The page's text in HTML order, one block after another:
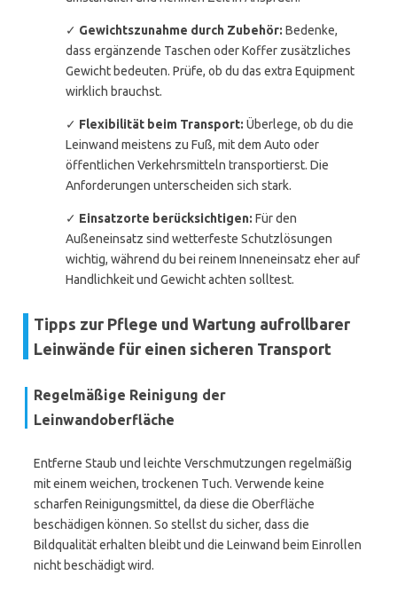
✓ Gewichtszunahme durch Zubehör: Bedenke,
dass ergänzende Taschen oder Koffer zusätzliches
Gewicht bedeuten. Prüfe, ob du das extra Equipment
wirklich brauchst.
✓ Flexibilität beim Transport: Überlege, ob du die
Leinwand meistens zu Fuß, mit dem Auto oder
öffentlichen Verkehrsmitteln transportierst. Die
Anforderungen unterscheiden sich stark.
✓ Einsatzorte berücksichtigen: Für den
Außeneinsatz sind wetterfeste Schutzlösungen
wichtig, während du bei reinem Inneneinsatz eher auf
Handlichkeit und Gewicht achten solltest.
Tipps zur Pflege und Wartung aufrollbarer
Leinwände für einen sicheren Transport
Regelmäßige Reinigung der
Leinwandoberfläche
Entferne Staub und leichte Verschmutzungen regelmäßig
mit einem weichen, trockenen Tuch. Verwende keine
scharfen Reinigungsmittel, da diese die Oberfläche
beschädigen können. So stellst du sicher, dass die
Bildqualität erhalten bleibt und die Leinwand beim Einrollen
nicht beschädigt wird.